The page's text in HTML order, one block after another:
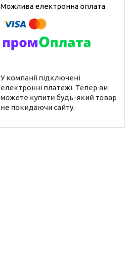
У компанії підключені
електронні платежі. Тепер ви
можете купити будь-який товар
не покидаючи сайту.